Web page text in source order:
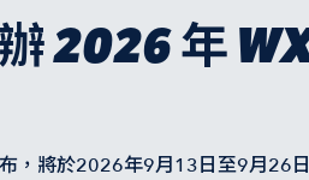
2026 年
，將於2026年9月13日至9月26